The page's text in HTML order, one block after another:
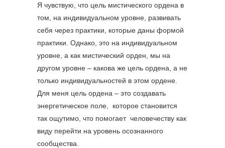
Я чувствую, что цель мистического ордена в
том, на индивидуальном уровне, развивать
себя через практики, которые даны формой
практики. Однако, это на индивидуальном
уровне, а как мистический орден, мы на
другом уровне – какова же цель ордена, а не
только индивидуальностей в этом ордене.
Для меня цель ордена – это создавать
энергетическое поле, которое становится
так ощутимо, что помогает человечеству как
виду перейти на уровень осознанного
сообщества.